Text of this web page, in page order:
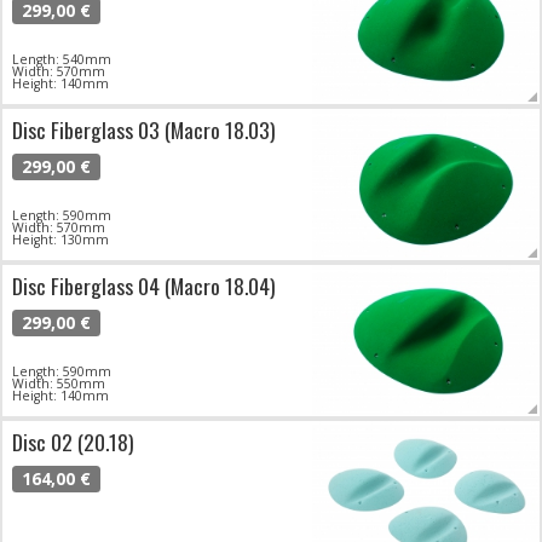
299,00 €
Length: 540mm
Width: 570mm
Height: 140mm
Disc Fiberglass 03 (Macro 18.03)
299,00 €
Length: 590mm
Width: 570mm
Height: 130mm
Disc Fiberglass 04 (Macro 18.04)
299,00 €
Length: 590mm
Width: 550mm
Height: 140mm
Disc 02 (20.18)
164,00 €